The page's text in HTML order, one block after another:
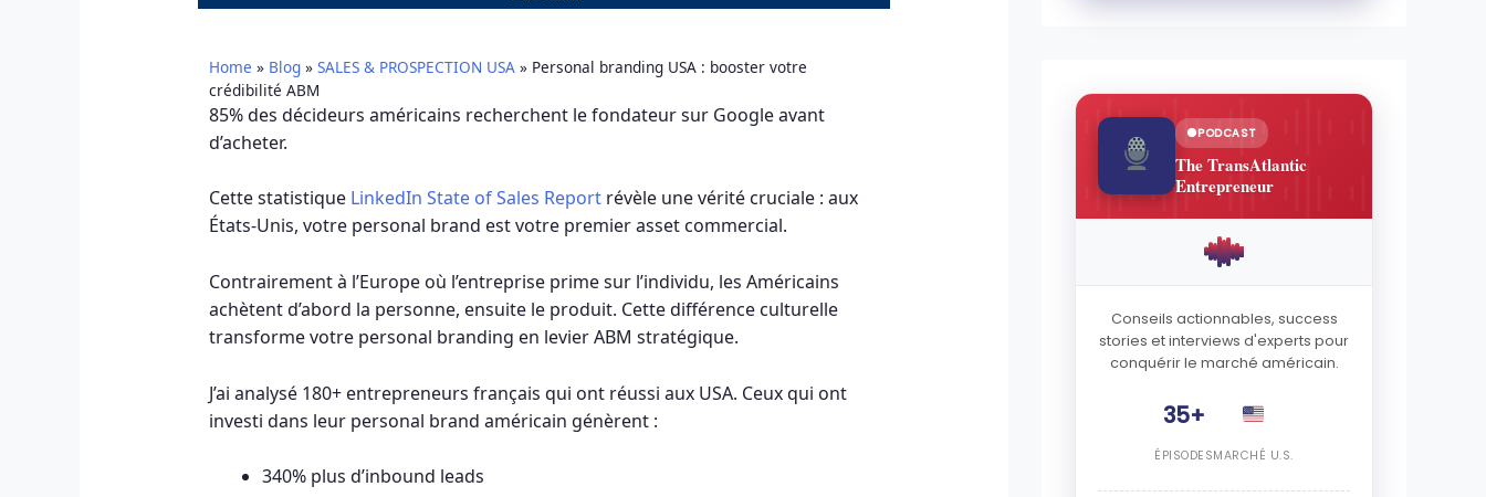
Home » Blog» SALES & PROSPECTION USA» Personal branding USA : booster votre
crédibilité ABM
85% des décideurs américains recherchent le fondateur sur Google avant
d’acheter.
Cette statistique LinkedIn State of Sales Reportrévèle une vérité cruciale : aux
États-Unis, votre personal brand est votre premier asset commercial.
Contrairement à l’Europe où l’entreprise prime sur l’individu, les Américains
achètent d’abord la personne, ensuite le produit. Cette différence culturelle
transforme votre personal branding en levier ABM stratégique.
J’ai analysé 180+ entrepreneurs français qui ont réussi aux USA. Ceux qui ont
investi dans leur personal brand américain génèrent :
340% plus d’inbound leads
PODCAST
The TransAtlantic
Entrepreneur
Conseils actionnables, success
stories et interviews d'experts pour
conquérir le marché américain.
35+
ÉPISODESMARCHÉ U.S.